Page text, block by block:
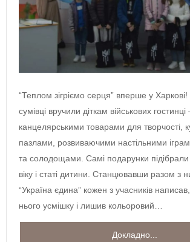
“Теплом зігріємо серця” вперше у Харкові!
сумівці вручили діткам військових
канцелярськими товарами для творчості,
пазлами, розвиваючими настільними
та солодощами. Самі подарунки підібрали
віку і статі дитини. Станцювавши разом з
“Україна єдина” кожен з учасників
нього усмішку і лишив кольоровий…
Докладно...